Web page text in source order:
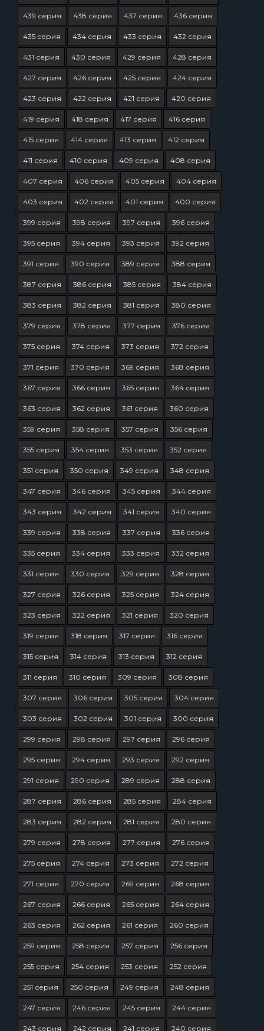
439 серия 438 серия 437 серия 436 серия
435 серия 434 серия 433 серия 432 серия
431 серия 430 серия 429 серия 428 серия
427 серия 426 серия 425 серия 424 серия
423 серия 422 серия 421 серия 420 серия
419 серия 418 серия 417 серия 416 серия
415 серия 414 серия 413 серия 412 серия
411 серия 410 серия 409 серия 408 серия
407 серия 406 серия 405 серия 404 серия
403 серия 402 серия 401 серия 400 серия
399 серия 398 серия 397 серия 396 серия
395 серия 394 серия 393 серия 392 серия
391 серия 390 серия 389 серия 388 серия
387 серия 386 серия 385 серия 384 серия
383 серия 382 серия 381 серия 380 серия
379 серия 378 серия 377 серия 376 серия
375 серия 374 серия 373 серия 372 серия
371 серия 370 серия 369 серия 368 серия
367 серия 366 серия 365 серия 364 серия
363 серия 362 серия 361 серия 360 серия
359 серия 358 серия 357 серия 356 серия
355 серия 354 серия 353 серия 352 серия
351 серия 350 серия 349 серия 348 серия
347 серия 346 серия 345 серия 344 серия
343 серия 342 серия 341 серия 340 серия
339 серия 338 серия 337 серия 336 серия
335 серия 334 серия 333 серия 332 серия
331 серия 330 серия 329 серия 328 серия
327 серия 326 серия 325 серия 324 серия
323 серия 322 серия 321 серия 320 серия
319 серия 318 серия 317 серия 316 серия
315 серия 314 серия 313 серия 312 серия
311 серия 310 серия 309 серия 308 серия
307 серия 306 серия 305 серия 304 серия
303 серия 302 серия 301 серия 300 серия
299 серия 298 серия 297 серия 296 серия
295 серия 294 серия 293 серия 292 серия
291 серия 290 серия 289 серия 288 серия
287 серия 286 серия 285 серия 284 серия
283 серия 282 серия 281 серия 280 серия
279 серия 278 серия 277 серия 276 серия
275 серия 274 серия 273 серия 272 серия
271 серия 270 серия 269 серия 268 серия
267 серия 266 серия 265 серия 264 серия
263 серия 262 серия 261 серия 260 серия
259 серия 258 серия 257 серия 256 серия
255 серия 254 серия 253 серия 252 серия
251 серия 250 серия 249 серия 248 серия
247 серия 246 серия 245 серия 244 серия
243 серия 242 серия 241 серия 240 серия